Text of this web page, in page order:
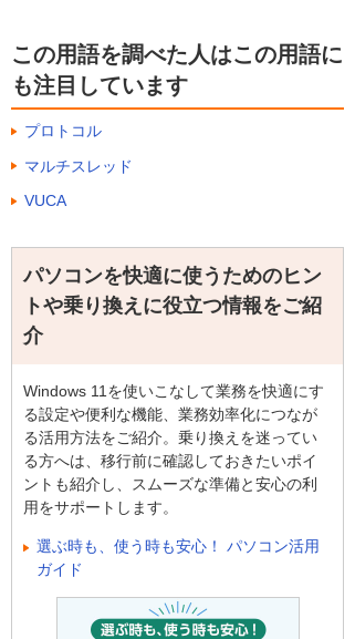
この用語を調べた人はこの用語に
も注目しています
プロトコル
マルチスレッド
VUCA
パソコンを快適に使うためのヒン
トや乗り換えに役立つ情報をご紹
介
Windows 11を使いこなして業務を快適にす
る設定や便利な機能、業務効率化につなが
る活用方法をご紹介。乗り換えを迷ってい
る方へは、移行前に確認しておきたいポイ
ントも紹介し、スムーズな準備と安心の利
用をサポートします。
選ぶ時も、使う時も安心！ パソコン活用
ガイド